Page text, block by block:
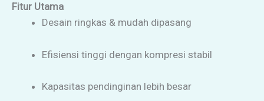
Fitur Utama
Desain ringkas & mudah dipasang
Efisiensi tinggi dengan kompresi stabil
Kapasitas pendinginan lebih besar